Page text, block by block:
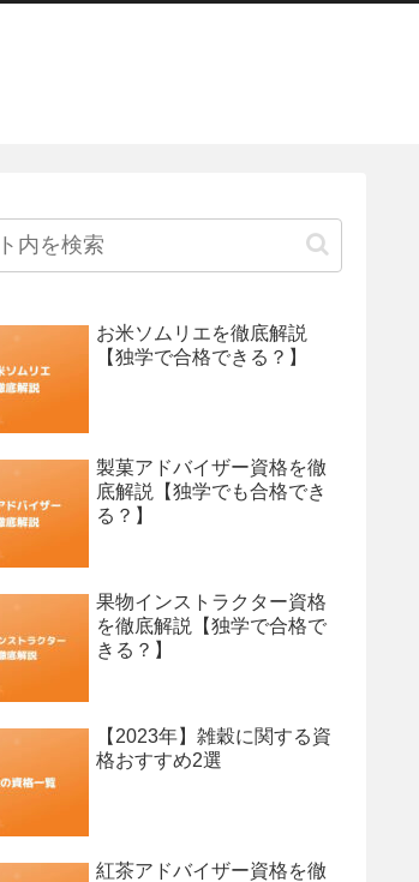
お米ソムリエを徹底解説
【独学で合格できる？】
製菓アドバイザー資格を徹
底解説【独学でも合格でき
る？】
果物インストラクター資格
を徹底解説【独学で合格で
きる？】
【2023年】雑穀に関する資
格おすすめ2選
紅茶アドバイザー資格を徹